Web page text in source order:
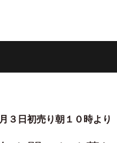
３日初売り朝１０時より